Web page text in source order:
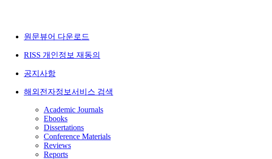
원문뷰어 다운로드
RISS 개인정보 재동의
공지사항
해외전자정보서비스 검색
Academic Journals
Ebooks
Dissertations
Conference Materials
Reviews
Reports